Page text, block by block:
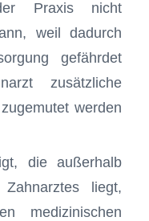
Praxis nicht
weil dadurch
gefährdet
zusätzliche
werden
die außerhalb
liegt,
medizinischen